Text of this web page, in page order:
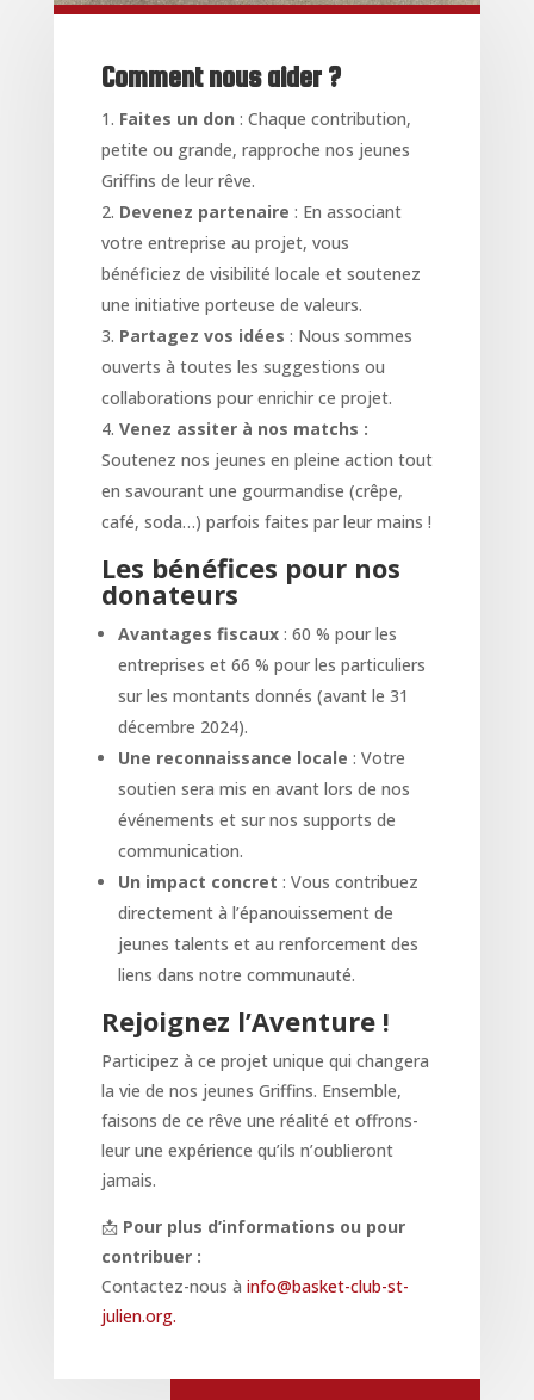
Comment nous aider ?
Faites un don : Chaque contribution,
petite ou grande, rapproche nos jeunes
Griffins de leur rêve.
Devenez partenaire : En associant
votre entreprise au projet, vous
bénéficiez de visibilité locale et soutenez
une initiative porteuse de valeurs.
Partagez vos idées : Nous sommes
ouverts à toutes les suggestions ou
collaborations pour enrichir ce projet.
Venez assiter à nos matchs :
Soutenez nos jeunes en pleine action tout
en savourant une gourmandise (crêpe,
café, soda…) parfois faites par leur mains !
Les bénéfices pour nos
donateurs
Avantages fiscaux: 60 % pour les
entreprises et 66 % pour les particuliers
sur les montants donnés (avant le 31
décembre 2024).
Une reconnaissance locale : Votre
soutien sera mis en avant lors de nos
événements et sur nos supports de
communication.
Un impact concret : Vous contribuez
directement à l’épanouissement de
jeunes talents et au renforcement des
liens dans notre communauté.
Rejoignez l’Aventure !
Participez à ce projet unique qui changera
la vie de nos jeunes Griffins. Ensemble,
faisons de ce rêve une réalité et offrons-
leur une expérience qu’ils n’oublieront
jamais.
📩 Pour plus d’informations ou pour
contribuer :
Contactez-nous à info@basket-club-st-
julien.org.